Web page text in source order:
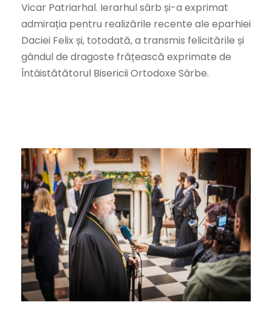
Vicar Patriarhal. Ierarhul sârb și-a exprimat
admirația pentru realizările recente ale eparhiei
Daciei Felix și, totodată, a transmis felicitările și
gândul de dragoste frățească exprimate de
Întâistătătorul Bisericii Ortodoxe Sârbe.